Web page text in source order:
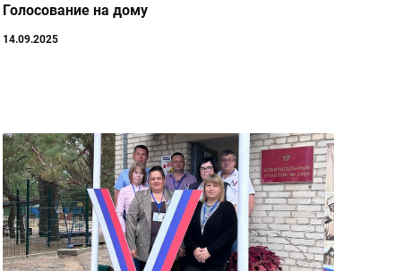
Голосование на дому
14.09.2025